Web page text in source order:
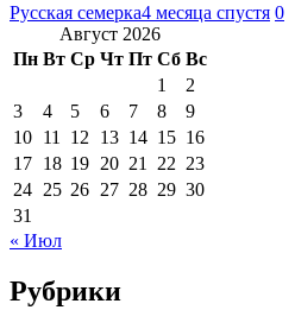
Русская семерка4 месяца спустя 0
Август 2026
Пн Вт Ср Чт Пт Сб Вс
1
2
3
4 5 6 7 8
9
10 11 12 13 14 15 16
17 18 19 20 21 22 23
24 25 26 27 28 29 30
31
« Июл
Рубрики